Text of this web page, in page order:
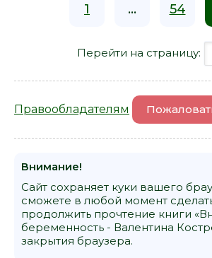
1 ... 54
Перейти на страницу:
Правообладателям
Внимание!
Сайт сохраняет куки вашего
сможете в любой момент
продолжить прочтение книги
беременность - Валентина
закрытия браузера.